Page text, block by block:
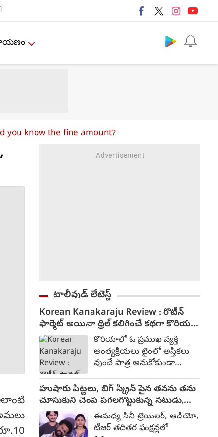
you know the fine amount?
టాలీవుడ్ లేటెస్ట్
Korean Kanakaraju Review : రొటీన్
ఫార్మెట్ అయినా థ్రిల్ కలిగించే కథగా కొరియన్
కనకరాజు - రివ్యూకొరియాలో ఓ ప్రముఖ వ్యక్తి
అంత్యక్రియలు టైంలో అస్తికలు
వుంచే పాత్ర అనుకోకుండా
ఆంధ్రప్రదేశ్ లోని పెనుకొండ
ప్రాంతంలో ఓ బార్ ఓనర్ దగ్గరకు
చేరుతుంది. ఇక అక్కడ నివశించే
కనకరాజు (వరుణ్ తేజ్) చిన్న
డాన్స్ ట్రూప్ తో కాలం
హుషారు పిట్టలు, బిగ్ స్క్రీన్ పైన తనను తను
చూసుకుని చెంప పగలగొట్టుకున్న నటుడు,
వీడియో వైరల్ ఈమధ్య సినీ ట్రెయిలర్, ఆడియో,
టీజర్ తదితర ఫంక్షన్లలో